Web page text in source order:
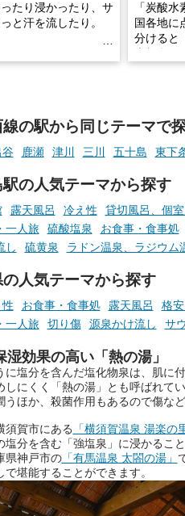
たり浸かったり、サ
と汗を流したり。
み」が、頭に浮かん
はありませんか？
ラックスしているか
合える、大切な自分
た心のまま相談でき
すよね。
泉の「占いベンチ」
あなたの心のつぶや
占い師に相談するこ
サービスです。
会員様なら、この特
きを「毎月10分無
用いただけます。
「炭酸
国各地に
分けると
す。
今回は筆
ら、日
泉を12施
日帰り入
しと泉質
つ、万人
を厳選し
の駅から同じテーマで
谷 鹿瀬 津川 三川 五十島 東下
駅の人気テーマから探す
露天風呂 冷え性 貸切風呂、個
一人旅
硫酸塩泉 お食事・食事処
し
硫黄泉 ラドン温泉、ラジウム
の人気テーマから探す
お食事・食事処 露天風呂 格
一人旅
切り傷 源泉かけ流し サ
湿効果の高い「熱の湯」
に塩分を含んだ塩化物泉は、肌に
しにくく「熱の湯」とも呼ばれて
うほか、殺菌作用もあるので傷な
須賀市にある 「横須賀温泉 湯楽の
塩分を含む「強塩泉」に浸かること
県神戸市の「有馬温泉 太閤の湯」
で堪能することができます。